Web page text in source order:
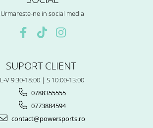
Urmareste-ne in social media
SUPORT CLIENTI
L-V 9:30-18:00 | S 10:00-13:00
0788355555
0773884594
contact@powersports.ro